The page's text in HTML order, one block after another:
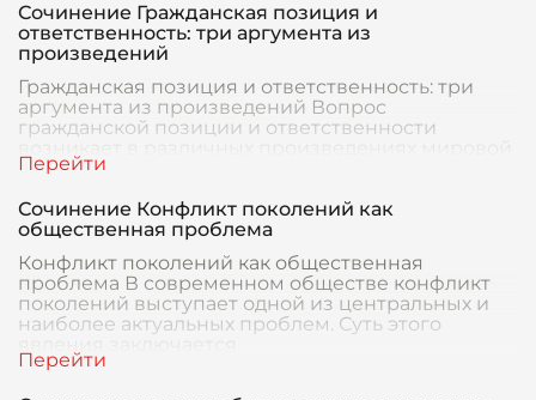
Сочинение Гражданская позиция и
ответственность: три аргумента из
произведений
Гражданская позиция и ответственность: три
аргумента из произведений Вопрос
гражданской позиции и ответственности
литературы, отражая в
Сочинение Конфликт поколений как
общественная проблема
Конфликт поколений как общественная
проблема В современном обществе конфликт
поколений выступает одной из центральных и
наиболее актуальных проблем. Суть этого